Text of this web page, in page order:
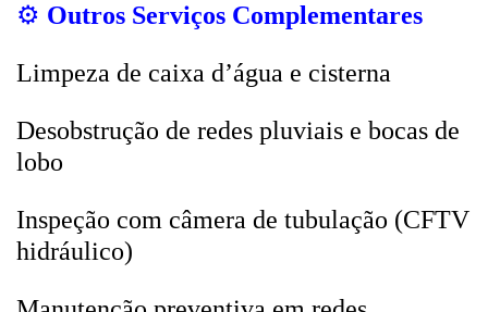
⚙️ Outros Serviços Complementares
Limpeza de caixa d’água e cisterna
Desobstrução de redes pluviais e bocas de
lobo
Inspeção com câmera de tubulação (CFTV
hidráulico)